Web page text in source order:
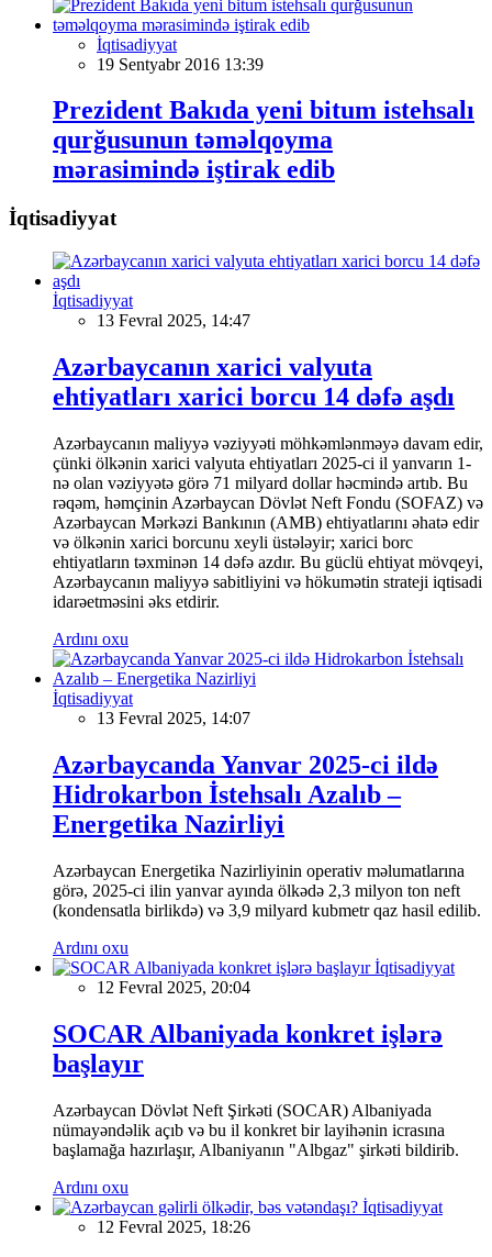
İqtisadiyyat
19 Sentyabr 2016 13:39
Prezident Bakıda yeni bitum istehsalı
qurğusunun təməlqoyma
mərasimində iştirak edib
İqtisadiyyat
İqtisadiyyat
13 Fevral 2025, 14:47
Azərbaycanın xarici valyuta
ehtiyatları xarici borcu 14 dəfə aşdı
Azərbaycanın maliyyə vəziyyəti möhkəmlənməyə davam edir,
çünki ölkənin xarici valyuta ehtiyatları 2025-ci il yanvarın 1-
nə olan vəziyyətə görə 71 milyard dollar həcmində artıb. Bu
rəqəm, həmçinin Azərbaycan Dövlət Neft Fondu (SOFAZ) və
Azərbaycan Mərkəzi Bankının (AMB) ehtiyatlarını əhatə edir
və ölkənin xarici borcunu xeyli üstələyir; xarici borc
ehtiyatların təxminən 14 dəfə azdır. Bu güclü ehtiyat mövqeyi,
Azərbaycanın maliyyə sabitliyini və hökumətin strateji iqtisadi
idarəetməsini əks etdirir.
Ardını oxu
İqtisadiyyat
13 Fevral 2025, 14:07
Azərbaycanda Yanvar 2025-ci ildə
Hidrokarbon İstehsalı Azalıb –
Energetika Nazirliyi
Azərbaycan Energetika Nazirliyinin operativ məlumatlarına
görə, 2025-ci ilin yanvar ayında ölkədə 2,3 milyon ton neft
(kondensatla birlikdə) və 3,9 milyard kubmetr qaz hasil edilib.
Ardını oxu
İqtisadiyyat
12 Fevral 2025, 20:04
SOCAR Albaniyada konkret işlərə
başlayır
Azərbaycan Dövlət Neft Şirkəti (SOCAR) Albaniyada
nümayəndəlik açıb və bu il konkret bir layihənin icrasına
başlamağa hazırlaşır, Albaniyanın "Albgaz" şirkəti bildirib.
Ardını oxu
İqtisadiyyat
12 Fevral 2025, 18:26